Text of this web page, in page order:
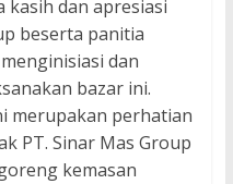
kasih dan apresiasi
beserta panitia
dan
bazar ini.
merupakan perhatian
PT. Sinar Mas Group
kemasan